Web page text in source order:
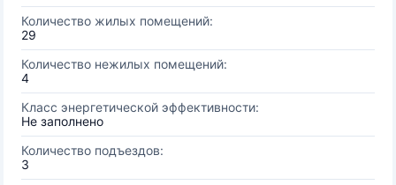
Количество жилых помещений:
29
Количество нежилых помещений:
4
Класс энергетической эффективности:
Не заполнено
Количество подъездов:
3